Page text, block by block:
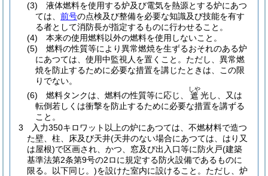
(3)
液体燃料を使用する炉及び電気を熱源とする炉にあつ
ては、 前号の点検及び整備を必要な知識及び技能を有す
る者として消防長が指定するものに行わせること。
(4)
本来の使用燃料以外の燃料を使用しないこと。
(5)
燃料の性質等により異常燃焼を生ずるおそれのある炉
にあつては、使用中監視人を置くこと。 ただし、異常燃
焼を防止するために必要な措置を講じたときは、この限
りでない。
(6)
燃料タンクは、燃料の性質等に応じ、 遮
しや
光し、又は
転倒若しくは衝撃を防止するために必要な措置を講ずる
こと。
3
入力350キロワット以上の炉にあつては、不燃材料で造つ
た壁、柱、床及び天井(天井のない場合にあつては、はり又
は屋根)で区画され、かつ、窓及び出入口等に防火戸(建築
基準法第2条第9号の2ロに規定する防火設備であるものに
限る。以下同じ。)を設けた室内に設けること。 ただし、炉